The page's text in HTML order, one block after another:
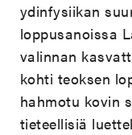
ydinfysiikan
loppusanoissa
valinnan
kohti teoksen
hahmotu kovin
tieteellisiä